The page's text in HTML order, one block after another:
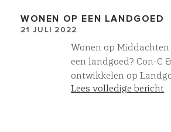
ingezonden, met dit als
resultaat. In
shortlist bekend
benieuwd!
WONEN OP EEN LANDGOED
21 JULI 2022
Wonen op Middachten Wonen op
een landgoed? Con-C
ontwikkelen op
Middachten in De
Lees volledige bericht